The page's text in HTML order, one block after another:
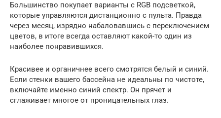
Большинство покупает варианты с RGB подсветкой,
которые управляются дистанционно с пульта. Правда
через месяц, изрядно набаловавшись с переключением
цветов, в итоге всегда оставляют какой-то один из
наиболее понравившихся.
Красивее и органичнее всего смотрятся белый и синий.
Если стенки вашего бассейна не идеальны по чистоте,
включайте именно синий спектр. Он прячет и
сглаживает многое от проницательных глаз.